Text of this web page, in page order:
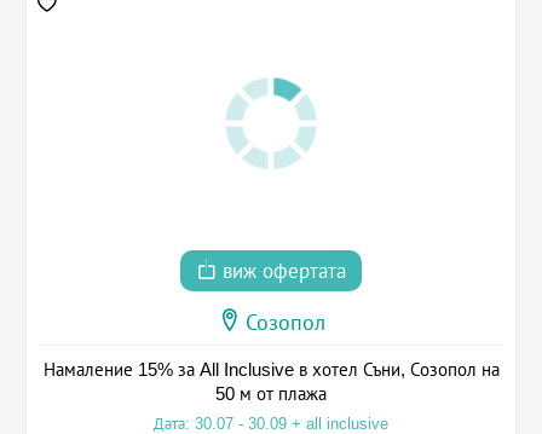
виж офертата
Созопол
Намаление 15% за All Inclusive в хотел Съни, Созопол на
50 м от плажа
Дата: 30.07 - 30.09 + all inclusive